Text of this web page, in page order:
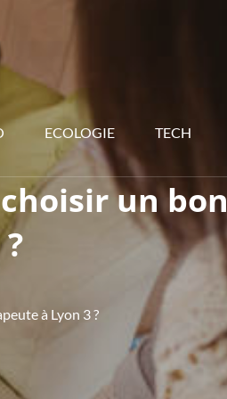
ECOLOGIE TECH
un bon
à Lyon 3 ?